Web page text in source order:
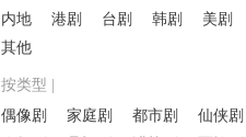
内地
港剧 台剧 韩剧
美剧
其他
按类型 |
偶像剧
家庭剧 都市剧
仙侠剧